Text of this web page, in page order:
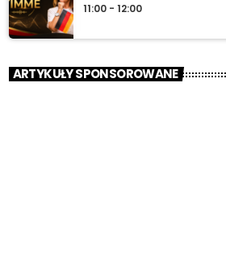
11:00 - 12:00
ARTYKUŁY SPONSOROWANE